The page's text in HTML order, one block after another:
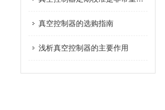
真空控制器的选购指南
浅析真空控制器的主要作用